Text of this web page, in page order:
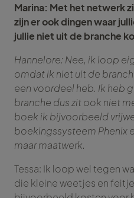
Marina: Met het netwerk
zijn er ook dingen waar
jullie niet uit de branche
Hannelore: Nee, ik loop
omdat ik niet uit de
een voordeel heb. Ik heb
branche dus zit ook niet
boek ik bijvoorbeeld
boekingssysteem Phenix
maar maatwerk.
Tessa: Ik loop wel tegen
die kleine weetjes en